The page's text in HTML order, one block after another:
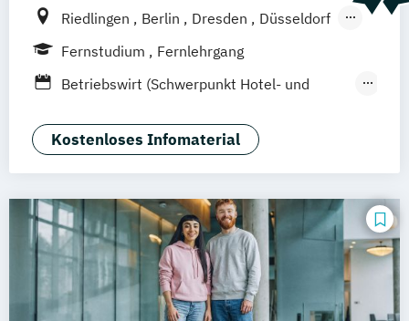
Riedlingen Berlin Dresden
Düsseldorf
Hamburg
Hannover Köln
Mannheim
Wertheim Wien
Frankfurt am Main Hamm Zürich
Fernstudium
Fernlehrgang
Betriebswirt (Schwerpunkt Hotel- und
Betriebswirtschaft und Hotelmanagement
Kostenloses Infomaterial